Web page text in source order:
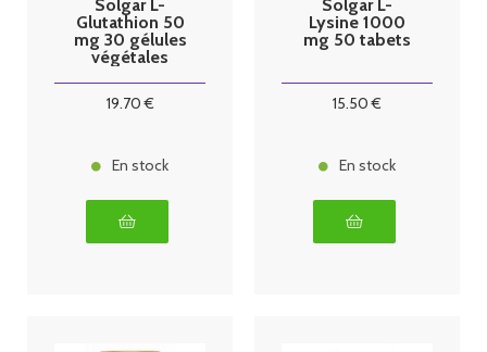
Solgar L-
Glutathion 50
mg 30 gélules
végétales
19.70€
En stock
Solgar L-
Lysine 1000
mg 50 tabets
15.50 €
En stock